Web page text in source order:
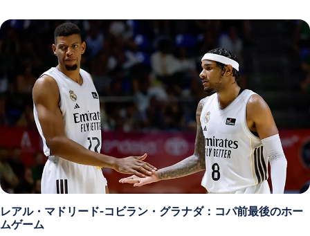
レアル・マドリード-コビラン・グラナダ：コパ前最後のホー
ムゲーム